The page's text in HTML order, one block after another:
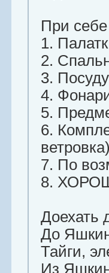
При
1.
2.
3.
4.
5.
6.
7. По
8.
Доехать
До
Тайги,
Из